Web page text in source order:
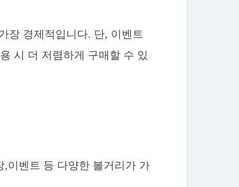
장 경제적입니다. 단, 이벤트
시 더 저렴하게 구매할 수 있
이벤트 등 다양한 볼거리가 가